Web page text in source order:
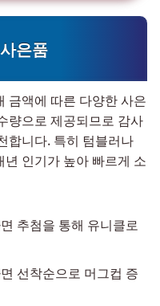
은품
금액에 따른 다양한 사은
량으로 제공되므로 감사
합니다. 특히 텀블러나
인기가 높아 빠르게 소
추첨을 통해 유니클로
선착순으로 머그컵 증